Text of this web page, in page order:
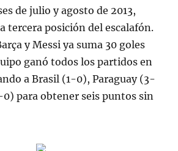
de julio y agosto de 2013,
tercera posición del escalafón.
y Messi ya suma 30 goles
ganó todos los partidos en
a Brasil (1-0), Paraguay (3-
0) para obtener seis puntos sin